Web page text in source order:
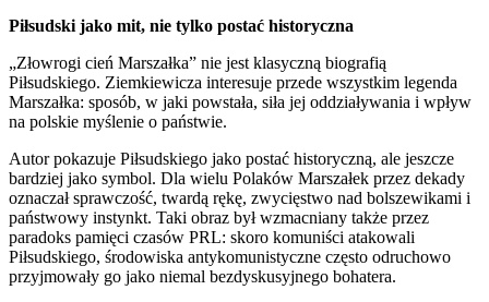
Piłsudski jako mit, nie tylko postać historyczna
„Złowrogi cień Marszałka” nie jest klasyczną biografią
Piłsudskiego. Ziemkiewicza interesuje przede wszystkim legenda
Marszałka: sposób, w jaki powstała, siła jej oddziaływania i wpływ
na polskie myślenie o państwie.
Autor pokazuje Piłsudskiego jako postać historyczną, ale jeszcze
bardziej jako symbol. Dla wielu Polaków Marszałek przez dekady
oznaczał sprawczość, twardą rękę, zwycięstwo nad bolszewikami i
państwowy instynkt. Taki obraz był wzmacniany także przez
paradoks pamięci czasów PRL: skoro komuniści atakowali
Piłsudskiego, środowiska antykomunistyczne często odruchowo
przyjmowały go jako niemal bezdyskusyjnego bohatera.